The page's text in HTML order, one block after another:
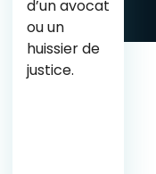
d’un avocat
ou un
huissier de
justice.